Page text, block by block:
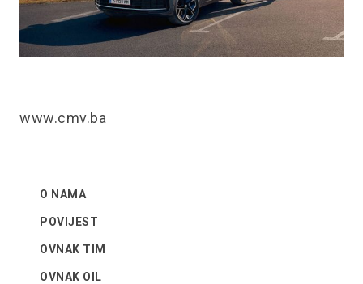
www.cmv.ba
O NAMA
POVIJEST
OVNAK TIM
OVNAK OIL